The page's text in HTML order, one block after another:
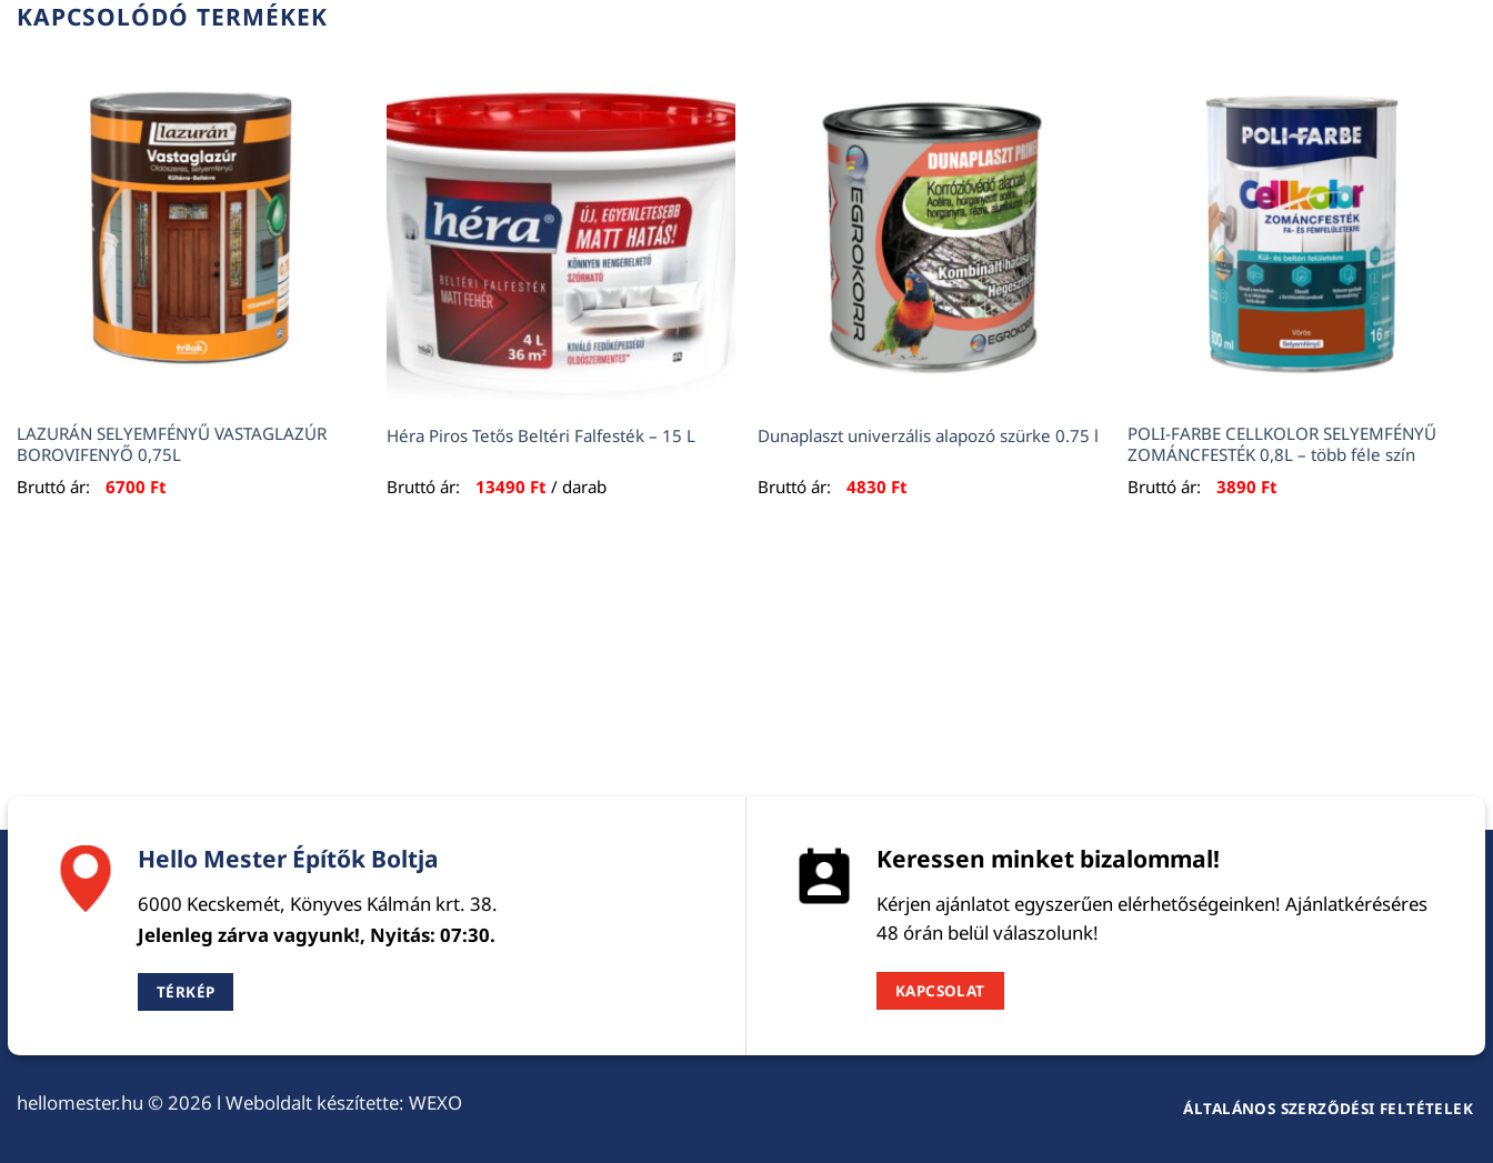
KAPCSOLÓDÓ TERMÉKEK
LAZURÁN SELYEMFÉNYŰ VASTAGLAZÚR
BOROVIFENYŐ 0,75L
Bruttó ár:
6700 Ft
Héra Piros Tetős Beltéri Falfesték – 15 L
Bruttó ár: 13490 Ft / darab
Dunaplaszt univerzális alapozó szürke 0.75 l
Bruttó ár: 4830 Ft
POLI-FARBE CELLKOLOR SELYEMFÉNYŰ
ZOMÁNCFESTÉK 0,8L – több féle szín
Bruttó ár:
3890 Ft
Hello Mester Építők Boltja
6000 Kecskemét, Könyves Kálmán krt. 38.
Jelenleg zárva vagyunk!, Nyitás: 07:30.
TÉRKÉP
Keressen minket bizalommal!
Kérjen ajánlatot egyszerűen elérhetőségeinken! Ajánlatkéréséres
48 órán belül válaszolunk!
KAPCSOLAT
hellomester.hu © 2026 l Weboldalt készítette: WEXO ÁLTALÁNOS SZERZŐDÉSI FELTÉTELEK